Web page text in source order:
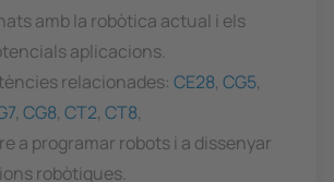
amb la robòtica actual i els
aplicacions.
relacionades: CE28, CG5,
, CG8, CT2, CT8,
a programar robots i a dissenyar
robòtiques.